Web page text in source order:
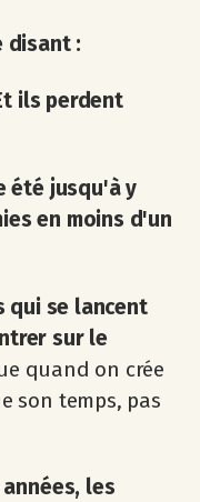
disant :
ils perdent
été jusqu'à y
en moins d'un
qui se lancent
sur le
quand on crée
son temps, pas
les